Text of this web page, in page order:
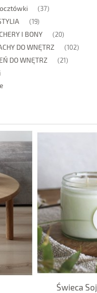
(37)
(19)
I BONY (20)
DO WNĘTRZ (102)
DO WNĘTRZ (21)
Świeca Sojowa Woda Pure